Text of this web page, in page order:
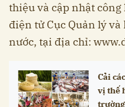
thiệu và cập nhật
điện tử Cục Quản lý
nước, tại địa chỉ:
Cải
vị thế